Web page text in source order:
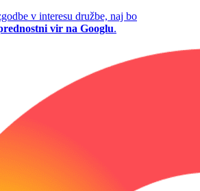
v interesu družbe, naj bo
vir na Googlu.